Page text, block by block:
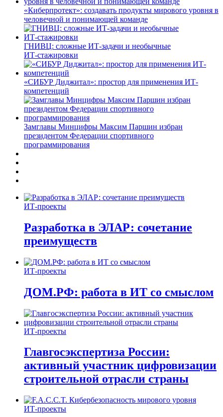
«Киберпротект»: создавать продукты мирового уровня в
человечной и понимающей команде
ГНИВЦ: сложные ИТ‑задачи и необычные
ИТ‑стажировки
«СИБУР Диджитал»: простор для применения ИТ-
компетенций
Замглавы Минцифры Максим Паршин избран
президентом Федерации спортивного
программирования
ИТ-проекты
Разработка в ЭЛАР: сочетание
преимуществ
ИТ-проекты
ДОМ.РФ: работа в ИТ со смыслом
ИТ-проекты
Главгосэкспертиза России:
активный участник цифровизации
строительной отрасли страны
ИТ-проекты